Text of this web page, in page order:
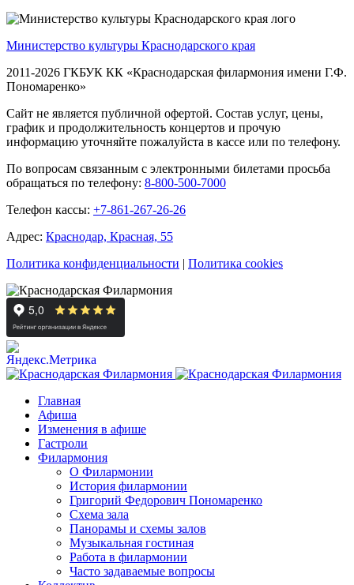
Министерство культуры Краснодарского края
2011-2026 ГКБУК КК «Краснодарская филармония имени Г.Ф.
Пономаренко»
Сайт не является публичной офертой. Состав услуг, цены,
график и продолжительность концертов и прочую
информацию уточняйте пожалуйста в кассе или по телефону.
По вопросам связанным с электронными билетами просьба
обращаться по телефону: 8-800-500-7000
Телефон кассы: +7-861-267-26-26
Адрес: Краснодар, Красная, 55
Политика конфиденциальности | Политика cookies
Главная
Афиша
Изменения в афише
Гастроли
Филармония
О Филармонии
История филармонии
Григорий Федорович Пономаренко
Схема зала
Панорамы и схемы залов
Музыкальная гостиная
Работа в филармонии
Часто задаваемые вопросы